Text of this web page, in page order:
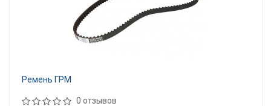
Ремень ГРМ
0 отзывов